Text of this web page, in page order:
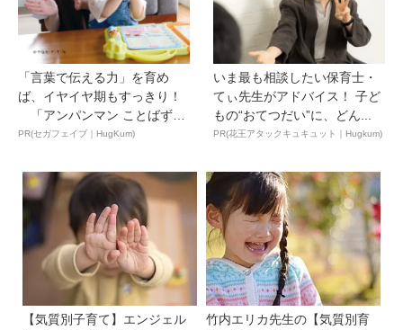
「言葉で伝える力」を育め
ば、イヤイヤ期もすっきり！
「アンパンマン ことばずか
ん...
PR(セガフェイブ｜HugKum)
いま最も相談したい保育士・
てぃ先生がアドバイス！ 子ど
もの“おてつだい”に、どん...
PR(花王アタックキュキュット｜Hugkum)
【気質別子育て】エンジェル
竹内エリカ先生の【気質別育